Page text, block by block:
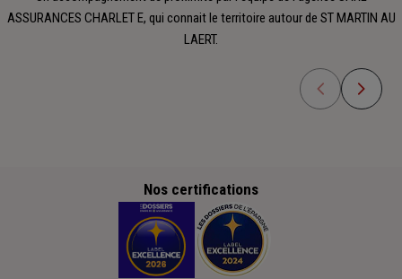
ASSURANCES CHARLET E, qui connait le territoire autour de ST MARTIN AU
LAERT.
Nos certifications